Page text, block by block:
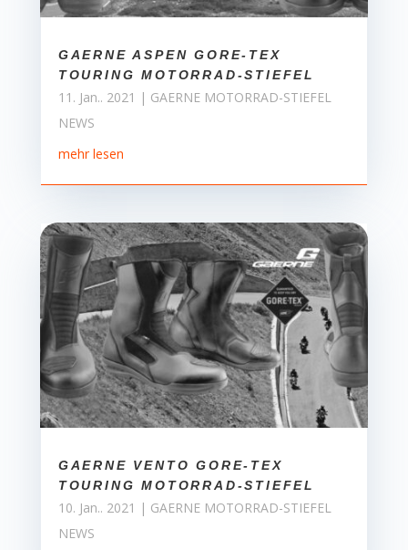
GAERNE ASPEN GORE-TEX
TOURING MOTORRAD-STIEFEL
11. Jan.. 2021 | GAERNE MOTORRAD-STIEFEL
NEWS
mehr lesen
GAERNE VENTO GORE-TEX
TOURING MOTORRAD-STIEFEL
10. Jan.. 2021 | GAERNE MOTORRAD-STIEFEL
NEWS